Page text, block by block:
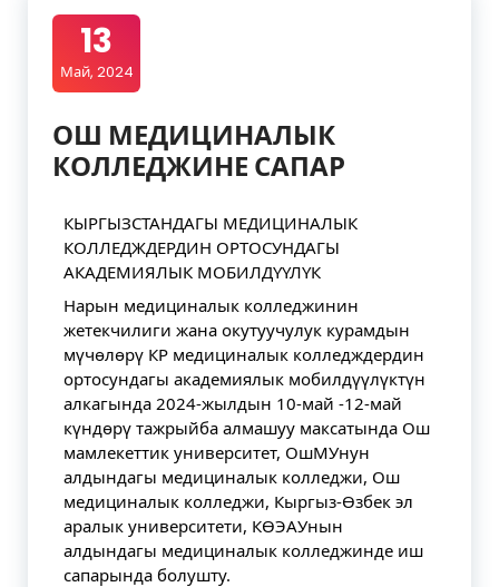
13
Май, 2024
ОШ МЕДИЦИНАЛЫК
КОЛЛЕДЖИНЕ САПАР
КЫРГЫЗСТАНДАГЫ МЕДИЦИНАЛЫК
КОЛЛЕДЖДЕРДИН ОРТОСУНДАГЫ
АКАДЕМИЯЛЫК МОБИЛДҮҮЛҮК
Нарын медициналык колледжинин
жетекчилиги жана окутуучулук курамдын
мүчөлөрү КР медициналык колледждердин
ортосундагы академиялык мобилдүүлүктүн
алкагында 2024-жылдын 10-май -12-май
күндөрү тажрыйба алмашуу максатында Ош
мамлекеттик университет, ОшМУнун
алдындагы медициналык колледжи, Ош
медициналык колледжи, Кыргыз-Өзбек эл
аралык университети, КӨЭАУнын
алдындагы медициналык колледжинде иш
сапарында болушту.